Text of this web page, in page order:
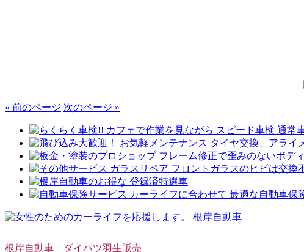
« 前のページ 次のページ »
根岸自動車 ダイハツ羽生販売